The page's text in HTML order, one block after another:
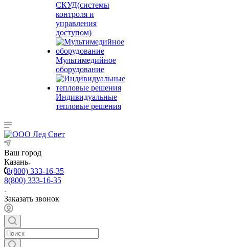
СКУД(системы
контроля и
управления
доступом)
Мультимедийное
оборудование
Индивидуальные
тепловые решения
Ваш город
Казань
8(800) 333-16-35
8(800) 333-16-35
Заказать звонок